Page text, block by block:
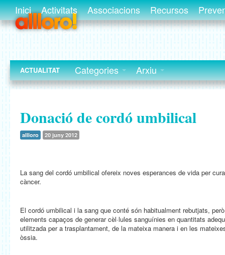
Inici Activitats Associacions Recursos
ACTUALITAT Categories Arxiu
Donació de cordó umbilical
allloro 20 juny 2012
La sang del cordó umbilical ofereix noves esperances de vida per
càncer.
El cordó umbilical i la sang que conté són habitualment rebutjats,
elements capaços de generar cèl·lules sanguínies en quantitats
utilitzada per a trasplantament, de la mateixa manera i en les
òssia.